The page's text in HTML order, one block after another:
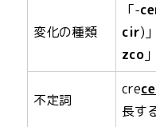
変化の種類
「-
cir)
zco 」
不定詞
cre
長す